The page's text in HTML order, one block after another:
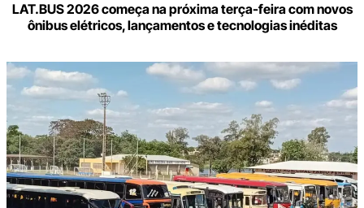
LAT.BUS 2026 começa na próxima terça-feira com novos
ônibus elétricos, lançamentos e tecnologias inéditas